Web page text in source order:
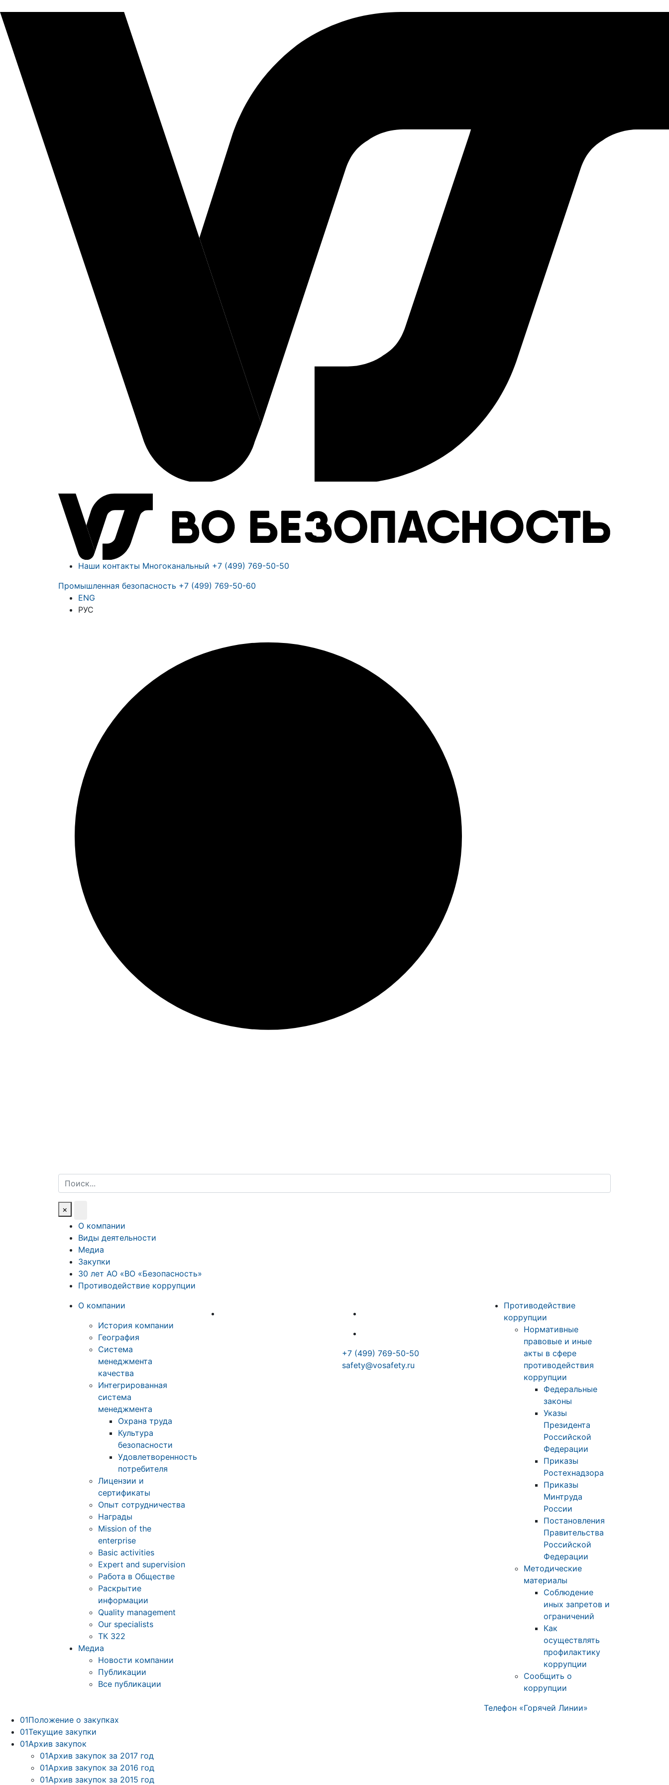
Наши контакты Многоканальный +7 (499) 769-50-50
Промышленная безопасность +7 (499) 769-50-60
ENG
РУС
Поиск
×
О компании
Виды деятельности
Медиа
Закупки
30 лет АО «ВО «Безопасность»
Противодействие коррупции
О компании
История компании
География
Система
менеджмента
качества
Интегрированная
система
менеджмента
Охрана труда
Культура
безопасности
Удовлетворенность
потребителя
Лицензии и
сертификаты
Опыт сотрудничества
Награды
Mission of the
enterprise
Basic activities
Expert and supervision
Работа в Обществе
Раскрытие
информации
Quality management
Our specialists
ТК 322
Медиа
Новости компании
Публикации
Все публикации
+7 (499) 769-50-50
safety@vosafety.ru
Противодействие
коррупции
Нормативные
правовые и иные
акты в сфере
противодействия
коррупции
Федеральные
законы
Указы
Президента
Российской
Федерации
Приказы
Ростехнадзора
Приказы
Минтруда
России
Постановления
Правительства
Российской
Федерации
Методические
материалы
Соблюдение
иных запретов и
ограничений
Как
осуществлять
профилактику
коррупции
Сообщить о
коррупции
Телефон «Горячей Линии»
01Положение о закупках
01Текущие закупки
01Архив закупок
01Архив закупок за 2017 год
01Архив закупок за 2016 год
01Архив закупок за 2015 год